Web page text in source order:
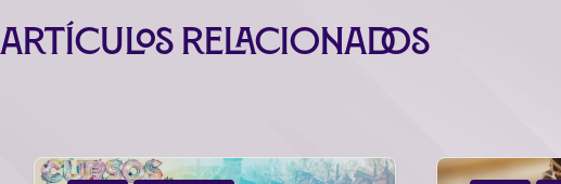
Artículos relacionados